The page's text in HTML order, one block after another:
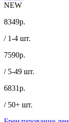
NEW
8349р.
/ 1-4 шт.
7590р.
/ 5-49 шт.
6831р.
/ 50+ шт.